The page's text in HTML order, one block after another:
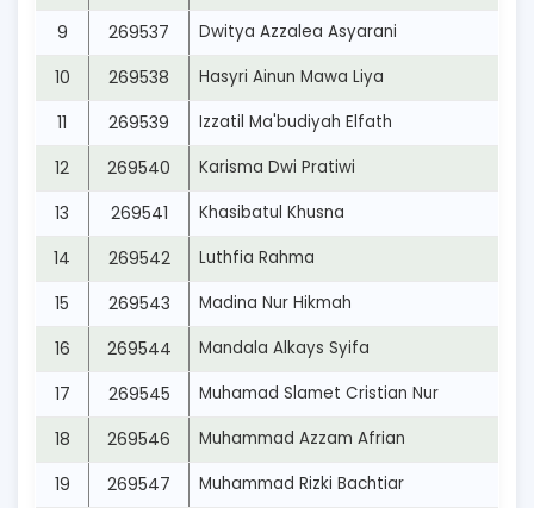
9 269537 Dwitya Azzalea Asyarani
10 269538 Hasyri Ainun Mawa Liya
11 269539 Izzatil Ma'budiyah Elfath
12 269540 Karisma Dwi Pratiwi
13 269541 Khasibatul Khusna
14 269542 Luthfia Rahma
15 269543 Madina Nur Hikmah
16 269544 Mandala Alkays Syifa
17 269545 Muhamad Slamet Cristian Nur
18 269546 Muhammad Azzam Afrian
19 269547 Muhammad Rizki Bachtiar